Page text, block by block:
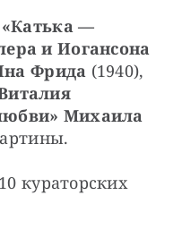
«Катька —
Фрида (1940),
Михаила
кураторских